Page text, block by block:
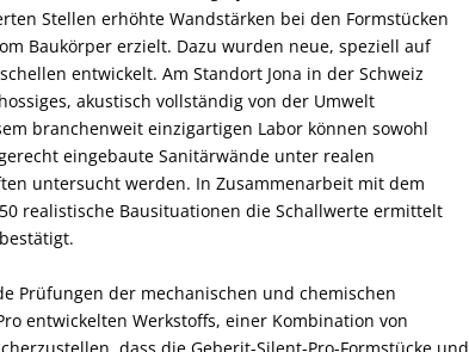
Stellen erhöhte Wandstärken bei den Formstücken
Baukörper erzielt. Dazu wurden neue, speziell auf
entwickelt. Am Standort Jona in der Schweiz
akustisch vollständig von der Umwelt
branchenweit einzigartigen Labor können sowohl
eingebaute Sanitärwände unter realen
untersucht werden. In Zusammenarbeit mit dem
realistische Bausituationen die Schallwerte ermittelt
Prüfungen der mechanischen und chemischen
entwickelten Werkstoffs, einer Kombination von